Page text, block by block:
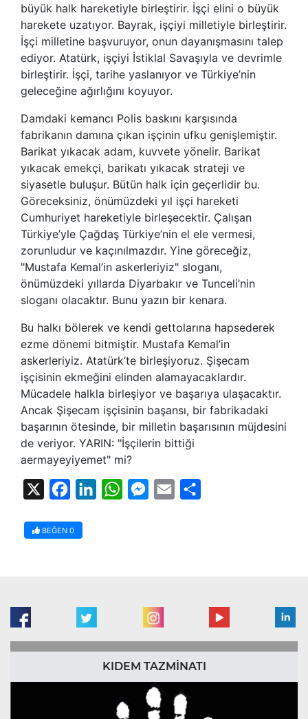
büyük halk hareketiyle birleştirir. İşçi elini o büyük
harekete uzatıyor. Bayrak, işçiyi milletiyle birleştirir.
İşçi milletine başvuruyor, onun dayanışmasını talep
ediyor. Atatürk, işçiyi İstiklal Savaşıyla ve devrimle
birleştirir. İşçi, tarihe yaslanıyor ve Türkiye’nin
geleceğine ağırlığını koyuyor.
Damdaki kemancı Polis baskını karşısında
fabrikanın damına çıkan işçinin ufku genişlemiştir.
Barikat yıkacak adam, kuvvete yönelir. Barikat
yıkacak emekçi, barikatı yıkacak strateji ve
siyasetle buluşur. Bütün halk için geçerlidir bu.
Göreceksiniz, önümüzdeki yıl işçi hareketi
Cumhuriyet hareketiyle birleşecektir. Çalışan
Türkiye’yle Çağdaş Türkiye’nin el ele vermesi,
zorunludur ve kaçınılmazdır. Yine göreceğiz,
"Mustafa Kemal’in askerleriyiz" sloganı,
önümüzdeki yıllarda Diyarbakır ve Tunceli’nin
sloganı olacaktır. Bunu yazın bir kenara.
Bu halkı bölerek ve kendi gettolarına hapsederek
ezme dönemi bitmiştir. Mustafa Kemal’in
askerleriyiz. Atatürk’te birleşiyoruz. Şişecam
işçisinin ekmeğini elinden alamayacaklardır.
Mücadele halkla birleşiyor ve başarıya ulaşacaktır.
Ancak Şişecam işçisinin başansı, bir fabrikadaki
başarının ötesinde, bir milletin başarısının müjdesini
de veriyor. YARIN: "İşçilerin bittiği
aermayeyiyemet" mi?
FacebookLinkedInWhatsAppMessenger
Email
BEĞEN 0
KIDEM TAZMİNATI